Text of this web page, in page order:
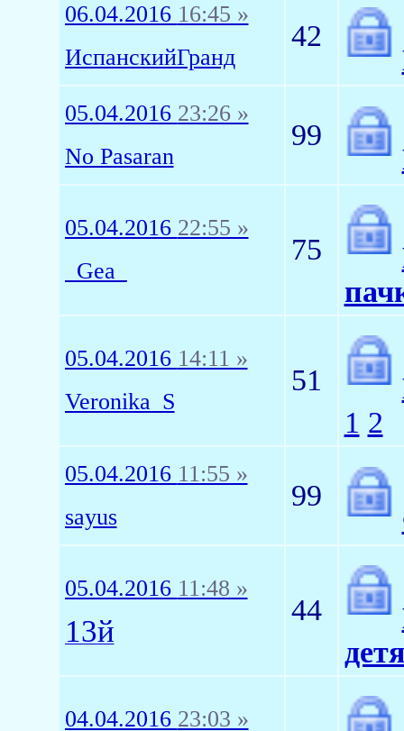
06.04.2016 16:45 »
ИспанскийГранд
42
05.04.2016 23:26 »
No Pasaran
99
05.04.2016 22:55 »
_Gea_
75
05.04.2016 14:11 »
Veronika_S
51
1 2
05.04.2016 11:55 »
sayus
99
05.04.2016 11:48 »
13й
44
04.04.2016 23:03 »